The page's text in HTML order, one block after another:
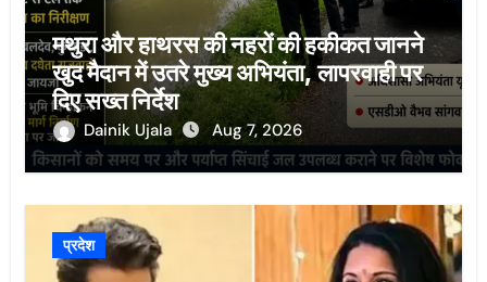
मथुरा और हाथरस की नहरों की हकीकत जानने
खुद मैदान में उतरे मुख्य अभियंता, लापरवाही पर
दिए सख्त निर्देश
Dainik Ujala Aug 7, 2026
प्रदेश